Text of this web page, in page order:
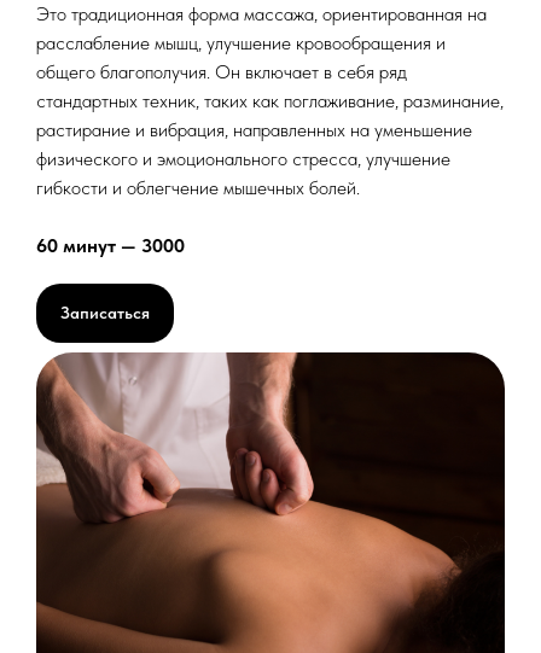
Это традиционная форма массажа, ориентированная на
расслабление мышц, улучшение кровообращения и
общего благополучия. Он включает в себя ряд
стандартных техник, таких как поглаживание, разминание,
растирание и вибрация, направленных на уменьшение
физического и эмоционального стресса, улучшение
гибкости и облегчение мышечных болей.
60 минут — 3000
Записаться